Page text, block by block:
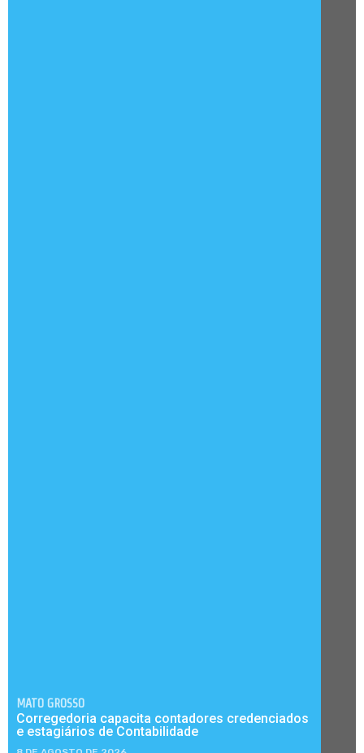
MATO GROSSO
Corregedoria capacita contadores credenciados
e estagiários de Contabilidade